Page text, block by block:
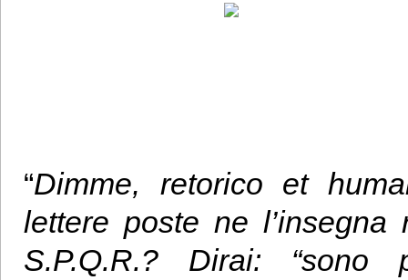
“Dimme, retorico et
lettere poste ne
S.P.Q.R.? Dirai: